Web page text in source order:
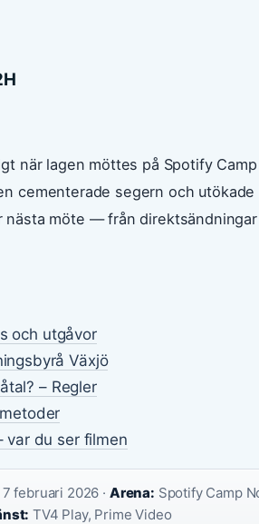
när lagen möttes på Spotify
cementerade segern och
möte — från
och utgåvor
Växjö
– Regler
var du ser filmen
7 februari 2026 · Arena: Spotify Camp
TV4 Play, Prime Video